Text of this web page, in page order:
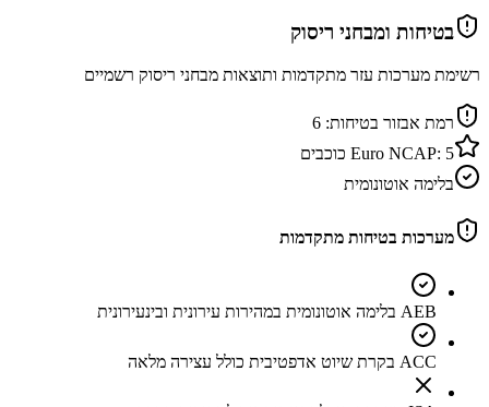
בטיחות ומבחני ריסוק
רשימת מערכות עזר מתקדמות ותוצאות מבחני ריסוק רשמיים
רמת אבזור בטיחות: 6
Euro NCAP: 5
כוכבים
בלימה אוטונומית
מערכות בטיחות מתקדמות
AEB בלימה אוטונומית במהירות עירונית ובינעירונית
ACC בקרת שיוט אדפטיבית כולל עצירה מלאה